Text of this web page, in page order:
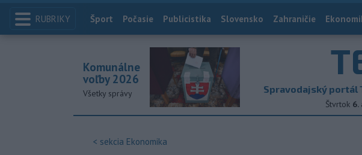
RUBRIKY Index
Šport Počasie Publicistika Slovensko Zahraničie
Spravodajský portál
Štvrtok 6.
Komunálne
voľby 2026
Všetky správy
< sekcia Ekonomika